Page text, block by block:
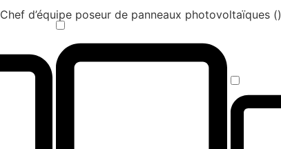
Chef d’équipe poseur de panneaux photovoltaïques ()